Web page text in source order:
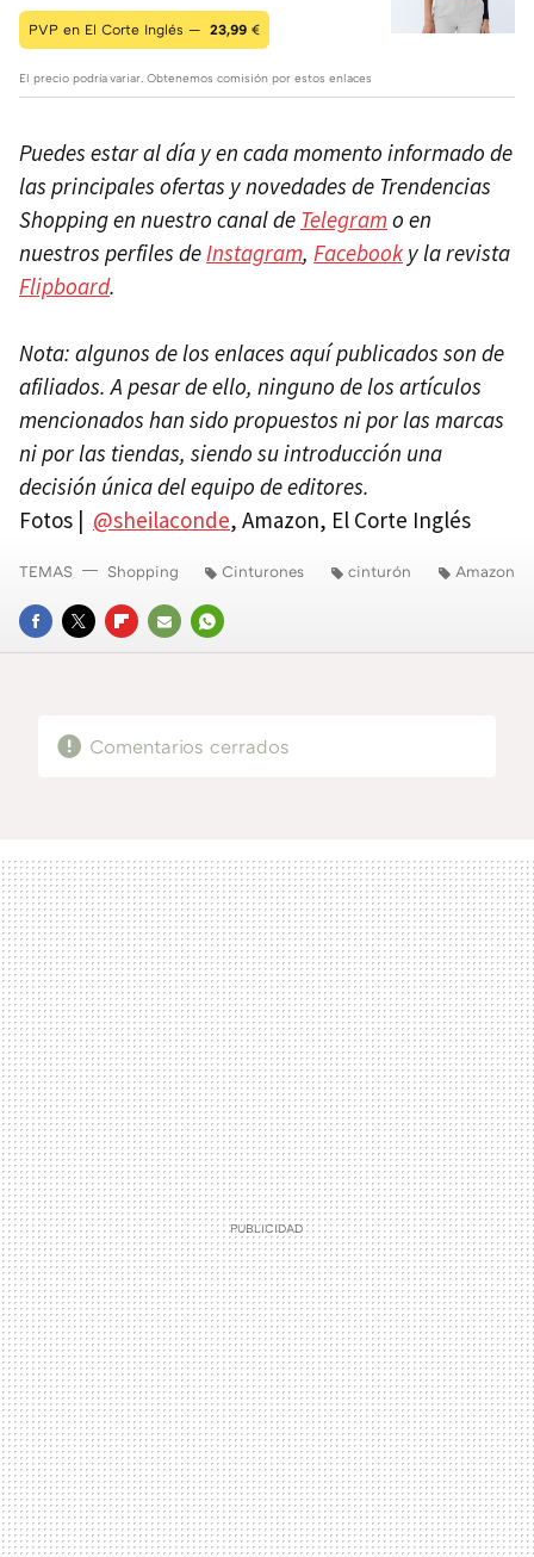
PVP en El Corte Inglés — 23,99 €
El precio podría variar. Obtenemos comisión por estos enlaces
Puedes estar al día y en cada momento informado de
las principales ofertas y novedades de Trendencias
Shopping en nuestro canal de Telegramo en
nuestros perfiles deInstagram, Facebook y la revista
Flipboard.
Nota: algunos de los enlaces aquí publicados son de
afiliados. A pesar de ello, ninguno de los artículos
mencionados han sido propuestos ni por las marcas
ni por las tiendas, siendo su introducción una
decisión única del equipo de editores.
Fotos | @sheilaconde, Amazon, El Corte Inglés
FACEBOOK
TWITTERFLIPBOARD
E-
WHATSAPP
TEMAS Shopping Cinturones cinturón Amazon
Comentarios cerrados